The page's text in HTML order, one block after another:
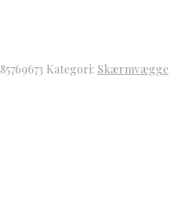
Plakater
Plakater
Madrid Wallstickers
Kategori: Skærmvægge